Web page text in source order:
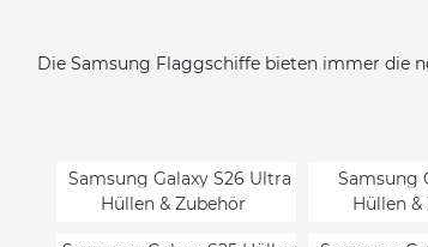
Die Samsung Flaggschiffe bieten immer die
Samsung Galaxy S26 Ultra
Hüllen & Zubehör
Samsung
Hüllen &